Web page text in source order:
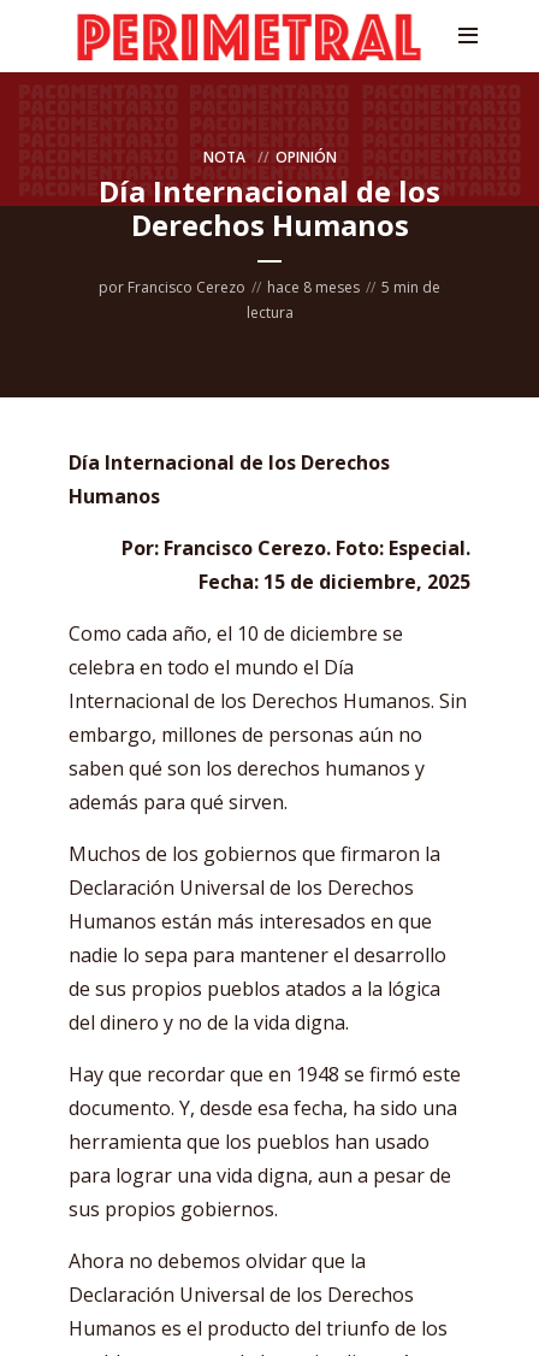
NOTA OPINIÓN
Día Internacional de los
Derechos Humanos
por Francisco Cerezo hace 8 meses
5 min de
lectura
Día Internacional de los Derechos
Humanos
Por: Francisco Cerezo. Foto: Especial.
Fecha: 15 de diciembre, 2025
Como cada año, el 10 de diciembre se
celebra en todo el mundo el Día
Internacional de los Derechos Humanos. Sin
embargo, millones de personas aún no
saben qué son los derechos humanos y
además para qué sirven.
Muchos de los gobiernos que firmaron la
Declaración Universal de los Derechos
Humanos están más interesados en que
nadie lo sepa para mantener el desarrollo
de sus propios pueblos atados a la lógica
del dinero y no de la vida digna.
Hay que recordar que en 1948 se firmó este
documento. Y, desde esa fecha, ha sido una
herramienta que los pueblos han usado
para lograr una vida digna, aun a pesar de
sus propios gobiernos.
Ahora no debemos olvidar que la
Declaración Universal de los Derechos
Humanos es el producto del triunfo de los